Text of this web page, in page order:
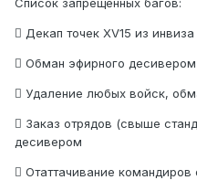
 Декап точек XV15 из инвиза
 Обман эфирного десивером
 Удаление любых войск,
 Заказ отрядов (свыше
десивером
 Отаттачивание